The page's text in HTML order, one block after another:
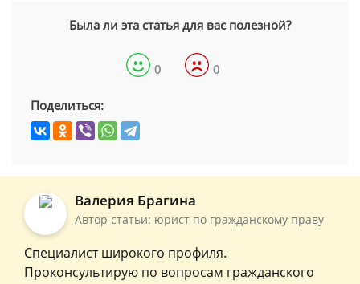
Была ли эта статья для вас полезной?
0 0
Поделиться:
Валерия Брагина
Автор статьи: юрист по гражданскому праву
Специалист широкого профиля.
Проконсультирую по вопросам гражданского